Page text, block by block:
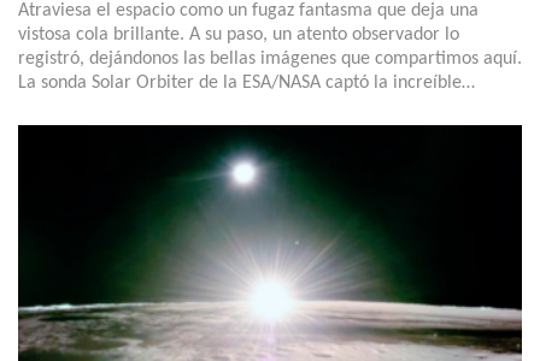
Atraviesa el espacio como un fugaz fantasma que deja una
vistosa cola brillante. A su paso, un atento observador lo
registró, dejándonos las bellas imágenes que compartimos aquí.
La sonda Solar Orbiter de la ESA/NASA captó la increíble…